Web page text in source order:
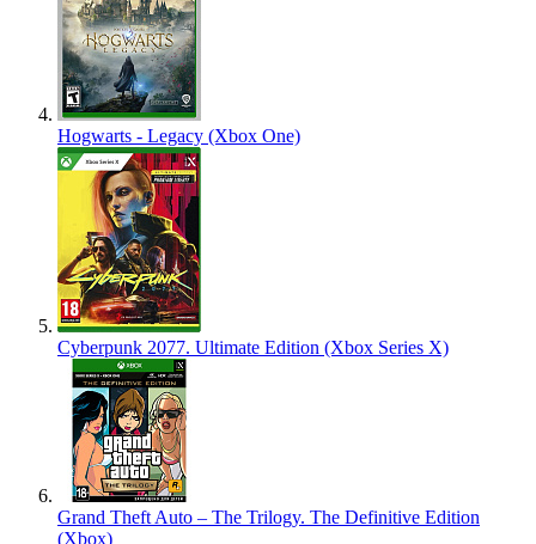
Hogwarts - Legacy (Xbox One)
Cyberpunk 2077. Ultimate Edition (Xbox Series X)
Grand Theft Auto – The Trilogy. The Definitive Edition
(Xbox)